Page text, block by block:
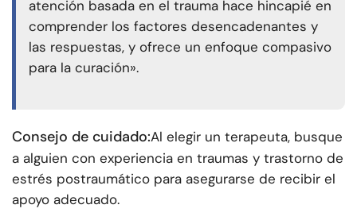
atención basada en el trauma hace hincapié en
comprender los factores desencadenantes y
las respuestas, y ofrece un enfoque compasivo
para la curación».
Consejo de cuidado:Al elegir un terapeuta, busque
a alguien con experiencia en traumas y trastorno de
estrés postraumático para asegurarse de recibir el
apoyo adecuado.